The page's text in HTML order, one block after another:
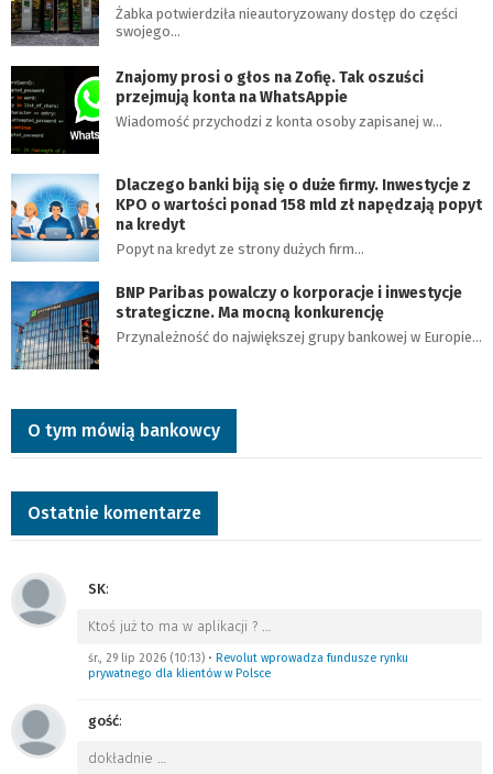
Żabka potwierdziła nieautoryzowany dostęp do części
swojego…
Znajomy prosi o głos na Zofię. Tak oszuści
przejmują konta na WhatsAppie
Wiadomość przychodzi z konta osoby zapisanej w…
Dlaczego banki biją się o duże firmy. Inwestycje z
KPO o wartości ponad 158 mld zł napędzają popyt
na kredyt
Popyt na kredyt ze strony dużych firm…
BNP Paribas powalczy o korporacje i inwestycje
strategiczne. Ma mocną konkurencję
Przynależność do największej grupy bankowej w Europie…
O tym mówią bankowcy
Ostatnie komentarze
SK:
Ktoś już to ma w aplikacji ? …
śr., 29 lip 2026 (10:13) • Revolut wprowadza fundusze rynku
prywatnego dla klientów w Polsce
gość:
dokładnie …